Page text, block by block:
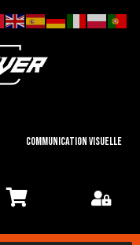
Communication visuelle